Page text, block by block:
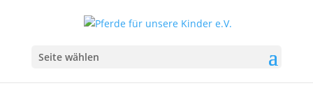
Seite wählen